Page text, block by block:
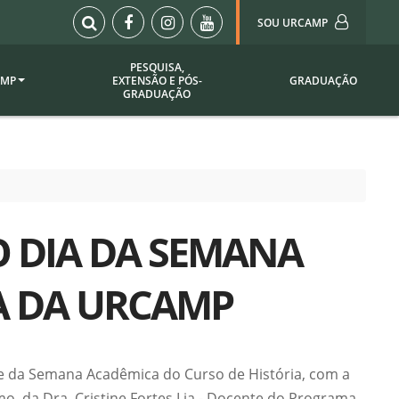
SOU URCAMP
Sou Urcamp (Portal)
Biblioteca
Plataforma Moodle
Setor de Registros
Webmail
de
Portarias /
PESQUISA,
EXTENSÃO E PÓS-
GRADUAÇÃO
GRADUAÇÃO
DIA DA SEMANA
DA URCAMP
Semana Acadêmica do Curso de História, com a